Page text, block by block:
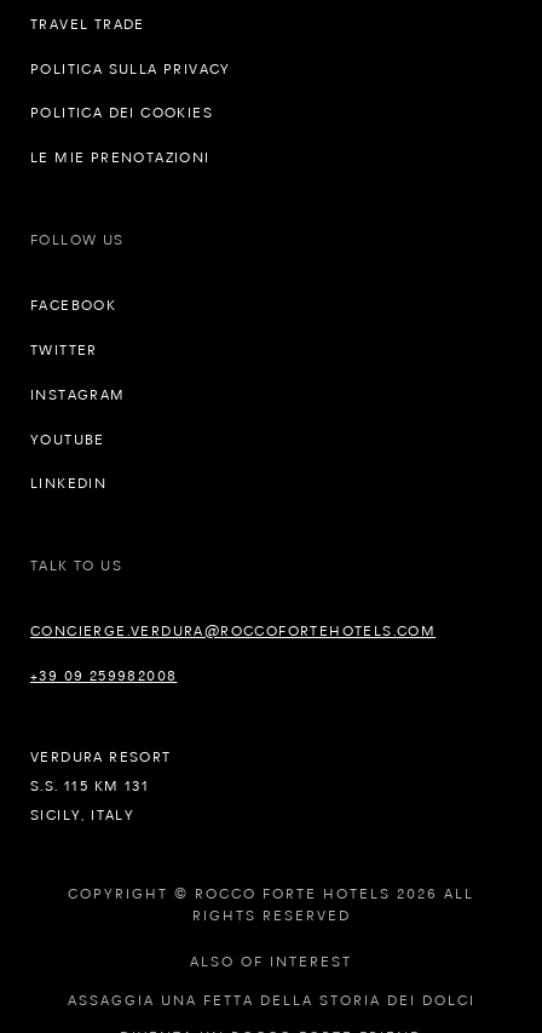
TRAVEL TRADE
POLITICA SULLA PRIVACY
POLITICA DEI COOKIES
LE MIE PRENOTAZIONI
FOLLOW US
FACEBOOK
TWITTER
INSTAGRAM
YOUTUBE
LINKEDIN
TALK TO US
CONCIERGE.VERDURA@ROCCOFORTEHOTELS.COM
+39 09 259982008
VERDURA RESORT
S.S. 115 KM 131
SICILY, ITALY
COPYRIGHT © ROCCO FORTE HOTELS 2026 ALL
RIGHTS RESERVED
ALSO OF INTEREST
ASSAGGIA UNA FETTA DELLA STORIA DEI DOLCI